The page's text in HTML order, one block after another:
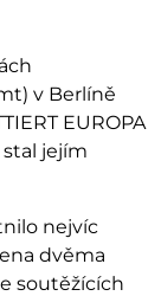
v Berlíně
EUROPA
jejím
nejvíc
dvěma
soutěžících